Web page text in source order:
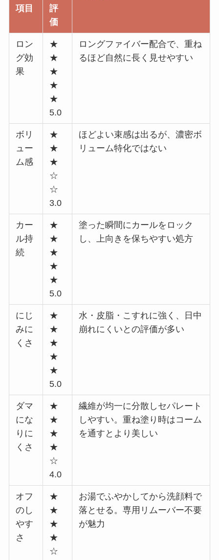
項目
評
価
ロン
グ効
果
★
★
★
★
★
5.0
ロングファイバー配合で、重ね
るほど自然に長く見せやすい
ボリ
ュー
ム感
★
★
★
☆
☆
3.0
ほどよい束感は出るが、濃密ボ
リューム特化ではない
カー
ル持
続
★
★
★
★
★
5.0
塗った瞬間にカールをロック
し、上向きを保ちやすい処方
にじ
みに
くさ
★
★
★
★
★
5.0
水・皮脂・こすれに強く、日中
崩れにくいとの評価が多い
ダマ
にな
りに
くさ
★
★
★
★
☆
4.0
繊維が均一に分散しセパレート
しやすい。重ね塗り時はコーム
を通すとより美しい
オフ
のし
やす
さ
★
★
★
★
☆
お湯でふやかしてから洗顔料で
落とせる。専用リムーバー不要
が魅力